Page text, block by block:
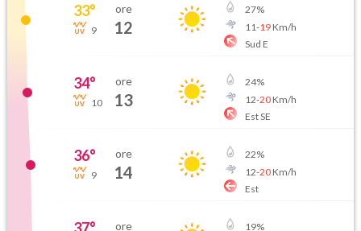
33°
9
ore
12
27%
11-19Km/h
Sud E
34°
10
ore
13
24%
12-20Km/h
Est SE
36°
9
ore
14
22%
12-20Km/h
Est
ore 19%